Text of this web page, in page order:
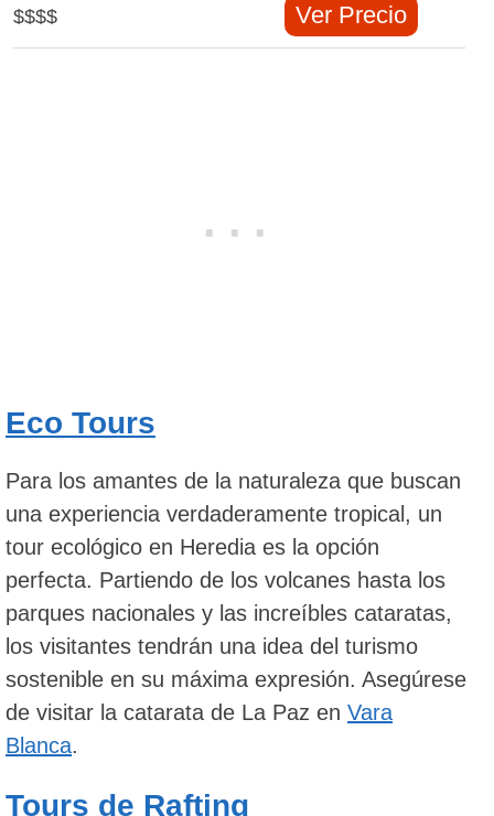
$$$$ Ver Precio
Eco Tours
Para los amantes de la naturaleza que buscan
una experiencia verdaderamente tropical, un
tour ecológico en Heredia es la opción
perfecta. Partiendo de los volcanes hasta los
parques nacionales y las increíbles cataratas,
los visitantes tendrán una idea del turismo
sostenible en su máxima expresión. Asegúrese
de visitar la catarata de La Paz en Vara
Blanca.
Tours de Rafting